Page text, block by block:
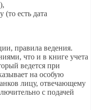
(то есть дата
правила ведения.
что и в книге учета
ведется при
на особую
лицу, отвечающему
с подачей